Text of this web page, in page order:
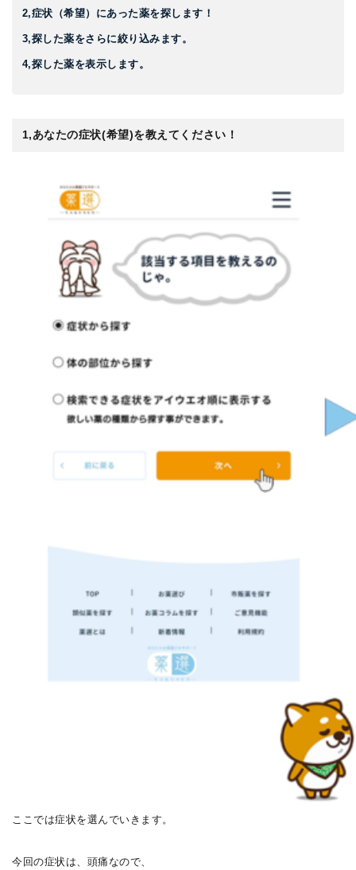
2,症状（希望）にあった薬を探します！
3,探した薬をさらに絞り込みます。
4,探した薬を表示します。
1,あなたの症状(希望)を教えてください！
ここでは症状を選んでいきます。
今回の症状は、頭痛なので、